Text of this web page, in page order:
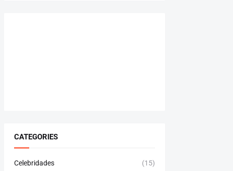
CATEGORIES
Celebridades (15)